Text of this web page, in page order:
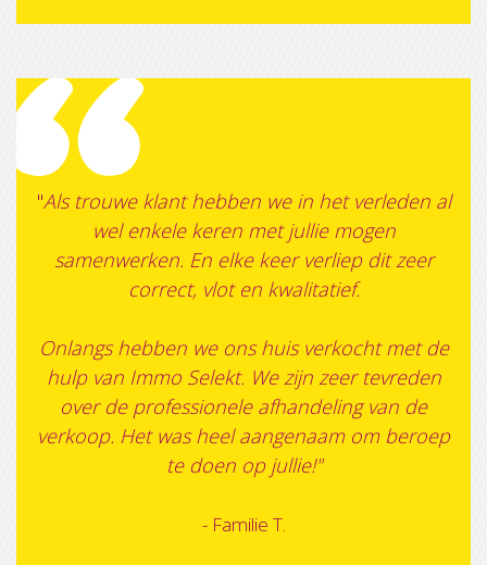
"Als trouwe klant hebben we in het verleden al
wel enkele keren met jullie mogen
samenwerken. En elke keer verliep dit zeer
correct, vlot en kwalitatief.
Onlangs hebben we ons huis verkocht met de
hulp van Immo Selekt. We zijn zeer tevreden
over de professionele afhandeling van de
verkoop. Het was heel aangenaam om beroep
te doen op jullie!"
- Familie T.